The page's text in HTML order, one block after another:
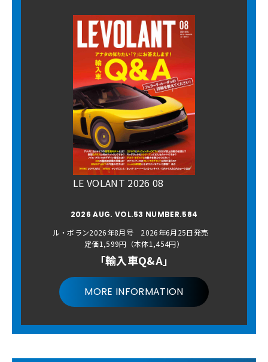
LE VOLANT 2026 08
2026 AUG. VOL.53 NUMBER.584
ル・ボラン2026年8月号 2026年6月25日発売
定価1,599円（本体1,454円）
「輸入車Q&A」
MORE INFORMATION